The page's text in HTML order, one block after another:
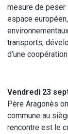
mesure de
espace
transports,
d’une
Vendredi 23
Père Aragonès
commune au
rencontre est le